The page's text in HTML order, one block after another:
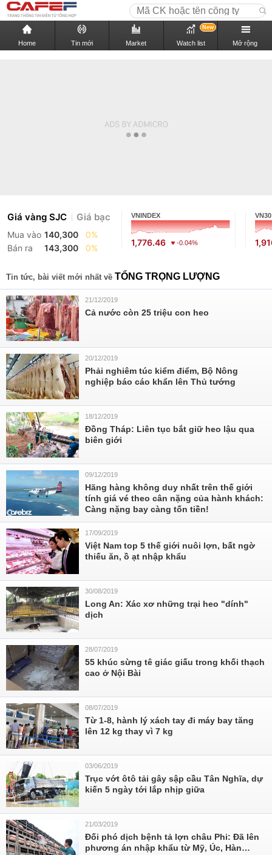
Home Tin mới Market Watch list
New
Mở rộng
Giá vàng SJC Giá bạc
Mua vào 140,300
0%
Bán ra
143,300 0%
VNINDEX
1,776.46 -0.04%
VN30
Tin tức, bài viết mới nhất về TỔNG TRỌNG LƯỢNG
21/12/2019
Cả nước còn 25 triệu con heo
20/12/2019
Phải nghiêm túc kiểm điểm, Bộ Nông
nghiệp báo cáo khẩn lên Thủ tướng
18/12/2019
Đồng Tháp: Liên tục bắt giữ heo lậu qua
biên giới
09/12/2019
Hãng hàng không duy nhất trên thế giới
tính giá vé theo cân nặng của hành khách:
Càng nặng bay càng tốn tiền!
17/09/2019
Việt Nam top 5 thế giới nuôi lợn, bất ngờ
thiếu ăn, ồ ạt nhập khẩu
30/08/2019
Long An: Xác xơ những trại heo "dính"
dịch
28/07/2019
55 khúc sừng tê giác giấu trong khối thạch
cao ở Nội Bài
08/07/2019
Từ 1-8, hành lý xách tay đi máy bay tăng
lên 12 kg thay vì 7 kg
03/06/2019
Trục vớt ôtô tải gây sập cầu Tân Nghĩa, dự
kiến 5 ngày tới lắp nhịp giữa
21/03/2019
Đối phó dịch bệnh tả lợn châu Phi: Đã lên
phương án nhập khẩu từ Mỹ, Úc, Hàn…